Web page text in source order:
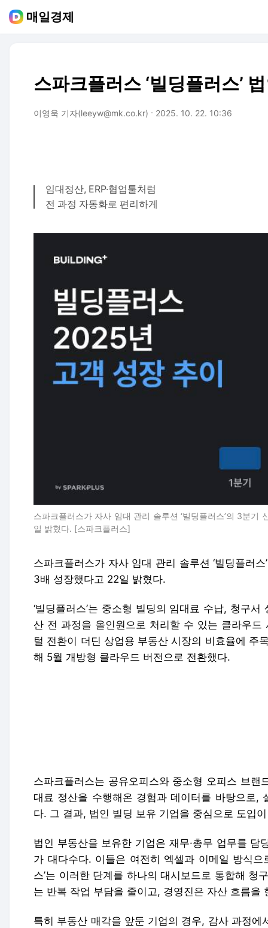
매일경제
스파크플러스 ‘빌딩플러스’
이영욱 기자(leeyw@mk.co.kr) 2025. 10. 22. 10:36
임대정산, ERP·협업툴처럼
전 과정 자동화로 편리하게
스파크플러스가 자사 임대 관리 솔루션 ‘빌딩플러스’의 3분
일 밝혔다. [스파크플러스]
스파크플러스가 자사 임대 관리 솔루션 ‘빌딩플러
3배 성장했다고 22일 밝혔다.
‘빌딩플러스’는 중소형 빌딩의 임대료 수납, 청구
산 전 과정을 올인원으로 처리할 수 있는 클라우드
털 전환이 더딘 상업용 부동산 시장의 비효율에 주
해 5월 개방형 클라우드 버전으로 전환했다.
스파크플러스는 공유오피스와 중소형 오피스 브랜
대료 정산을 수행해온 경험과 데이터를 바탕으로,
다. 그 결과, 법인 빌딩 보유 기업을 중심으로 도입
법인 부동산을 보유한 기업은 재무·총무 업무를
가 대다수다. 이들은 여전히 엑셀과 이메일 방식으
스’는 이러한 단계를 하나의 대시보드로 통합해 청
는 반복 작업 부담을 줄이고, 경영진은 자산 흐름을
특히 부동산 매각을 앞둔 기업의 경우, 감사 과정